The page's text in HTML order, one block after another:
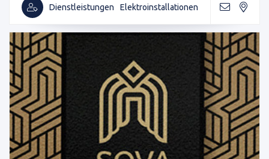
Dienstleistungen Elektroinstallationen